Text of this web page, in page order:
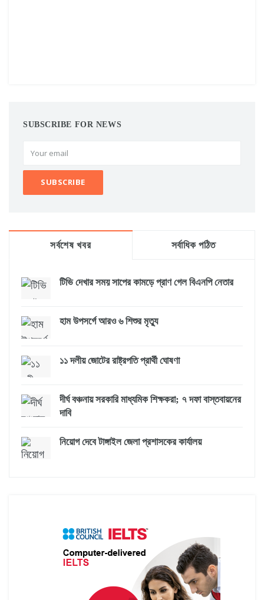
SUBSCRIBE FOR NEWS
সর্বশেষ খবর সর্বাধিক পঠিত
টিভি দেখার সময় সাপের কামড়ে প্রাণ গেল বিএনপি নেতার
হাম উপসর্গে আরও ৬ শিশুর মৃত্যু
১১ দলীয় জোটের রাষ্ট্রপতি প্রার্থী ঘোষণা
দীর্ঘ বঞ্চনায় সরকারি মাধ্যমিক শিক্ষকরা; ৭ দফা বাস্তবায়নের
দাবি
নিয়োগ দেবে টাঙ্গাইল জেলা প্রশাসকের কার্যালয়